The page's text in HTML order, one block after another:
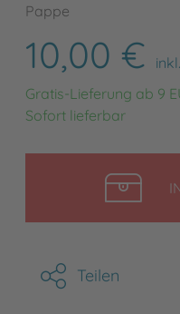
Pappe
10,00 €
Gratis-Lieferung ab 9
Sofort lieferbar
Teilen